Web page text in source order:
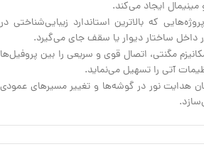
ایجاد می‌کند.
که بالاترین استاندارد زیبایی‌شناختی در
داخل ساختار دیوار یا سقف جای می‌گیرد.
مگنتی، اتصال قوی و سریعی را بین پروفیل‌ها
آتی را تسهیل می‌نماید.
هدایت نور در گوشه‌ها و تغییر مسیرهای عمودی